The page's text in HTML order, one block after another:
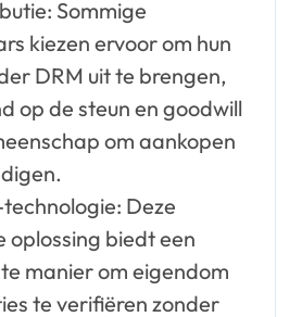
Sommige
kiezen ervoor om hun
DRM uit te brengen,
op de steun en goodwill
om aankopen
Deze
oplossing biedt een
manier om eigendom
te verifiëren zonder